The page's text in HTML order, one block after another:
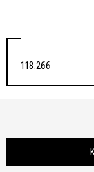
118.266